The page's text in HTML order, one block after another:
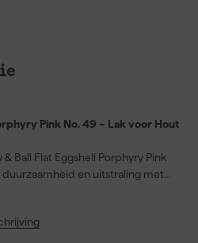
Pink No. 49 – Lak voor Hout
Ball Flat Eggshell Porphyry Pink
en uitstraling met
zoals keukenkastjes en